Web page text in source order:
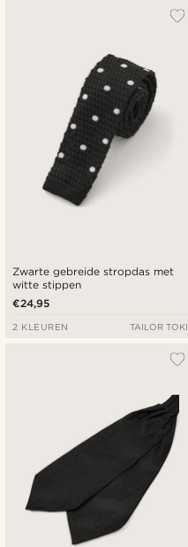
Zwarte gebreide stropdas met
witte stippen
€24,95
2 KLEUREN TAILOR TOKI